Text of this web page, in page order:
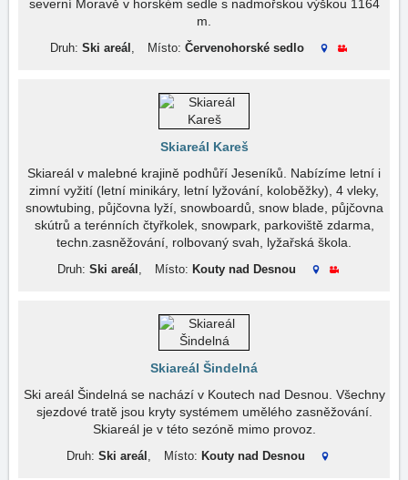
severní Moravě v horském sedle s nadmořskou výškou 1164
m.
Druh: Ski areál , Místo: Červenohorské sedlo
Skiareál Kareš
Skiareál v malebné krajině podhůří Jeseníků. Nabízíme letní i
zimní vyžití (letní minikáry, letní lyžování, koloběžky), 4 vleky,
snowtubing, půjčovna lyží, snowboardů, snow blade, půjčovna
skútrů a terénních čtyřkolek, snowpark, parkoviště zdarma,
techn.zasněžování, rolbovaný svah, lyžařská škola.
Druh: Ski areál , Místo: Kouty nad Desnou
Skiareál Šindelná
Ski areál Šindelná se nachází v Koutech nad Desnou. Všechny
sjezdové tratě jsou kryty systémem umělého zasněžování.
Skiareál je v této sezóně mimo provoz.
Druh: Ski areál , Místo: Kouty nad Desnou